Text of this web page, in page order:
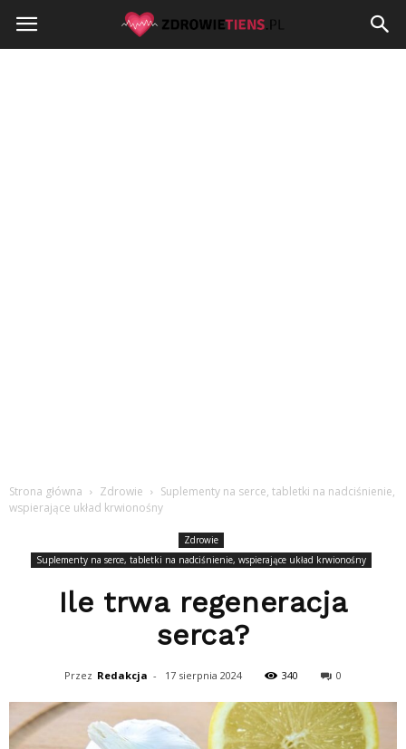
Zdrowietiens.pl
Strona główna Zdrowie
Suplementy na serce, tabletki na nadciśnienie,
wspierające układ krwionośny
Zdrowie
Suplementy na serce, tabletki na nadciśnienie, wspierające układ krwionośny
Ile trwa regeneracja
serca?
Przez Redakcja - 17 sierpnia 2024 340 0